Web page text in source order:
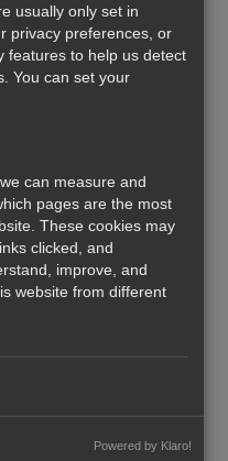
και
usually only set in
privacy preferences, or
features to help us detect
You can set your
can measure and
pages are the most
These cookies may
clicked, and
improve, and
website from different
Powered by Klaro!